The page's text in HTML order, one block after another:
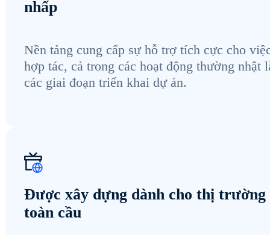
nhấp
Nền tảng cung cấp sự hỗ trợ tích cực cho
hợp tác, cả trong các hoạt động thường nhật
các giai đoạn triển khai dự án.
Được xây dựng dành cho thị trường
toàn cầu